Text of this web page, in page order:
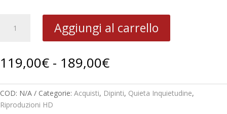
Attesa
85
Aggiungi al carrello
119,00€ - 189,00€Fascia
di
prezzo:
da
COD: N/A Categorie: Acquisti, Dipinti, Quieta Inquietudine,
Riproduzioni HD